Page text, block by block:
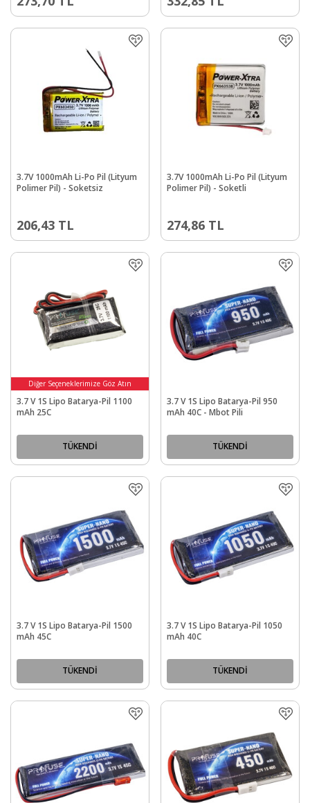
3.7V 1000mAh Li-Po Pil (Lityum
Polimer Pil) - Soketsiz
206,43 TL
3.7V 1000mAh Li-Po Pil (Lityum
Polimer Pil) - Soketli
274,86 TL
Diğer Seçeneklerimize Göz Atın
3.7 V 1S Lipo Batarya-Pil 1100
mAh 25C
TÜKENDİ
3.7 V 1S Lipo Batarya-Pil 950
mAh 40C - Mbot Pili
TÜKENDİ
3.7 V 1S Lipo Batarya-Pil 1500
mAh 45C
TÜKENDİ
3.7 V 1S Lipo Batarya-Pil 1050
mAh 40C
TÜKENDİ